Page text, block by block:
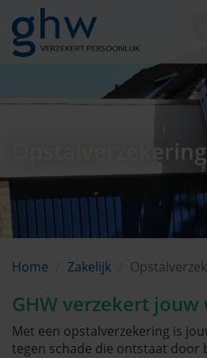
Opstalverzekering
Home Zakelijk
GHW verzekert jouw
Met een opstalverzekering is
tegen schade die ontstaat door